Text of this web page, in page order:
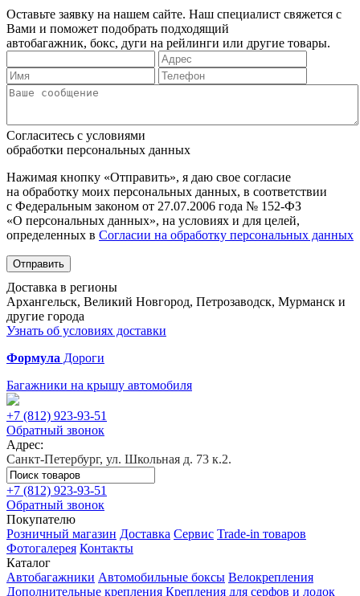
Оставьте заявку на нашем сайте. Наш специалист свяжется с
Вами и поможет подобрать подходящий
автобагажник, бокс, дуги на рейлинги или другие товары.
Согласитесь с условиями
обработки персональных данных
Нажимая кнопку «Отправить», я даю свое согласие
на обработку моих персональных данных, в соответствии
с Федеральным законом от 27.07.2006 года № 152-ФЗ
«О персональных данных», на условиях и для целей,
определенных в Согласии на обработку персональных данных
Отправить
Доставка в регионы
Архангельск, Великий Новгород, Петрозаводск, Мурманск и
другие города
Узнать об условиях доставки
Формула Дороги
Багажники на крышу автомобиля
+7 (812) 923-93-51
Обратный звонок
Адрес:
Санкт-Петербург, ул. Школьная д. 73 к.2.
+7 (812) 923-93-51
Обратный звонок
Покупателю
Розничный магазин Доставка Сервис Trade-in товаров
Фотогалерея Контакты
Каталог
Автобагажники Автомобильные боксы Велокрепления
Дополнительные крепления Крепления для серфов и лодок